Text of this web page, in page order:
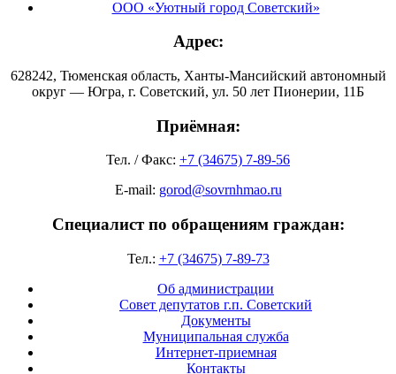
ООО «Уютный город Советский»
Адрес:
628242, Тюменская область, Ханты-Мансийский автономный
округ — Югра, г. Советский, ул. 50 лет Пионерии, 11Б
Приёмная:
Тел. / Факс: +7 (34675) 7-89-56
E-mail: gorod@sovrnhmao.ru
Специалист по обращениям граждан:
Тел.: +7 (34675) 7-89-73
Об администрации
Совет депутатов г.п. Советский
Документы
Муниципальная служба
Интернет-приемная
Контакты